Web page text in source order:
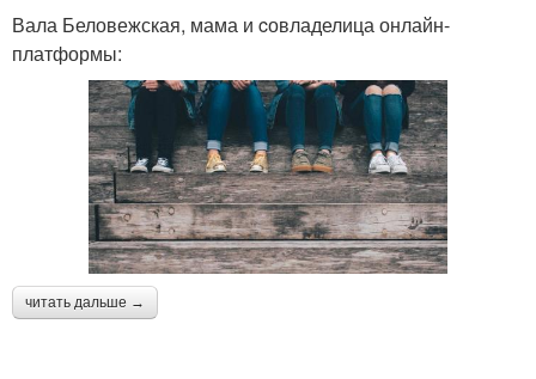
Вала Беловежская, мама и cовладелица онлайн-
платформы:
читать дальше →